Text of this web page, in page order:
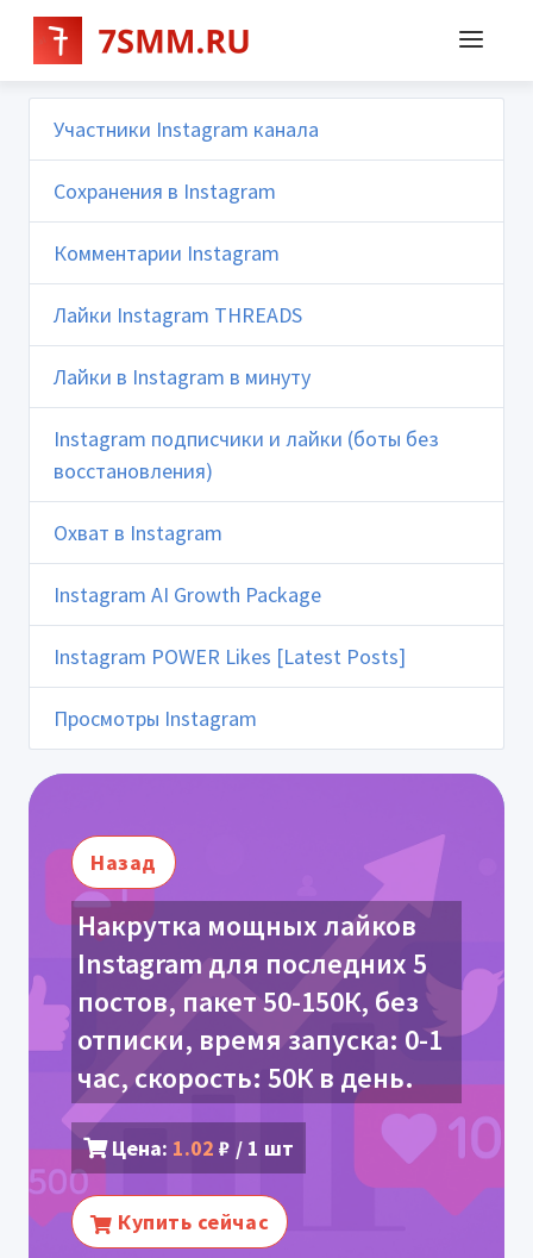
Участники Instagram канала
Сохранения в Instagram
Комментарии Instagram
Лайки Instagram THREADS
Лайки в Instagram в минуту
Instagram подписчики и лайки (боты без
восстановления)
Охват в Instagram
Instagram AI Growth Package
Instagram POWER Likes [Latest Posts]
Просмотры Instagram
Назад
Накрутка мощных лайков
Instagram для последних 5
постов, пакет 50-150К, без
отписки, время запуска: 0-1
час, скорость: 50К в день.
Цена: 1.02 ₽ / 1 шт
Купить сейчас